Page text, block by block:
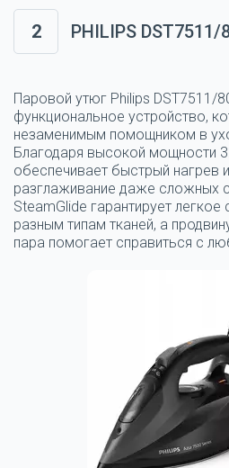
2 PHILIPS DST7511/
Паровой утюг Philips DST7511/
функциональное устройство,
незаменимым помощником в
Благодаря высокой мощности
обеспечивает быстрый нагрев
разглаживание даже сложных
SteamGlide гарантирует
разным типам тканей, а
пара помогает справиться с